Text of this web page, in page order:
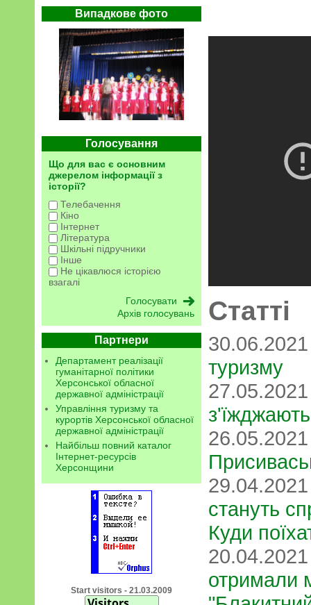
Випадкове фото
Голосування
Що для вас є основним
джерелом інформації з
історії?
Телебачення
Кіно
Інтернет
Література
Шкільні підручники
Інше
Не цікавлюся історією
взагалі
Архів голосувань
Партнери
Департамент реалізації
гуманітарної політики
Херсонської обласної
державної адміністрації
Управління туризму та
курортів Херсонської обласної
державної адміністрації
Найбільш повний каталог
Інтернет-ресурсів
Херсонщини
Start visitors - 21.03.2009
Статті
туризму
стануть
Куди
отримали